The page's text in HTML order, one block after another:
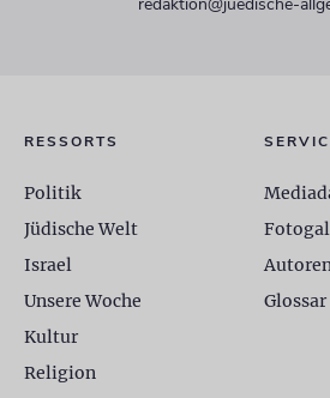
RESSORTS
Politik
Jüdische Welt
Israel
Unsere Woche
Kultur
Religion
Glossar